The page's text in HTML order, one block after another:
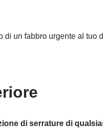
di un fabbro urgente al tuo
di serrature di